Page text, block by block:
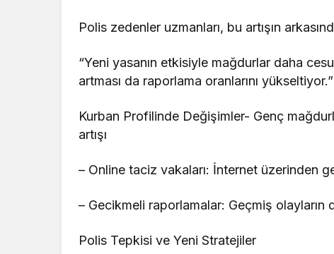
Polis zedenler uzmanları, bu artışın
“Yeni yasanın etkisiyle mağdurlar daha
artması da raporlama oranlarını yükseltiyor.”
Kurban Profilinde Değişimler- Genç
artışı
– Online taciz vakaları: İnternet üzerinden
– Gecikmeli raporlamalar: Geçmiş olayların
Polis Tepkisi ve Yeni Stratejiler